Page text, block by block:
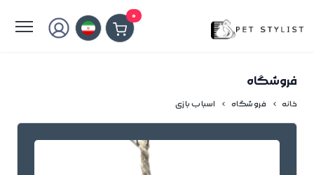
0
فروشگاه
خانه فروشگاه اسباب بازی